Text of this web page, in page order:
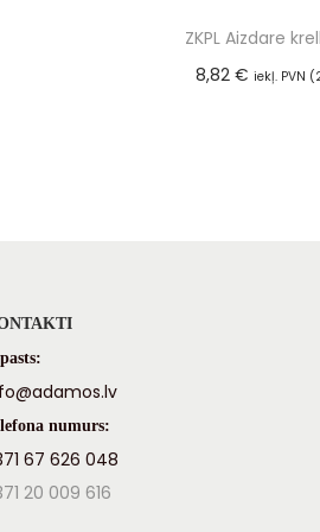
ZKPL Aizdare
8,82 € iekļ. PVN
numurs:
67 626 048
20 009 616